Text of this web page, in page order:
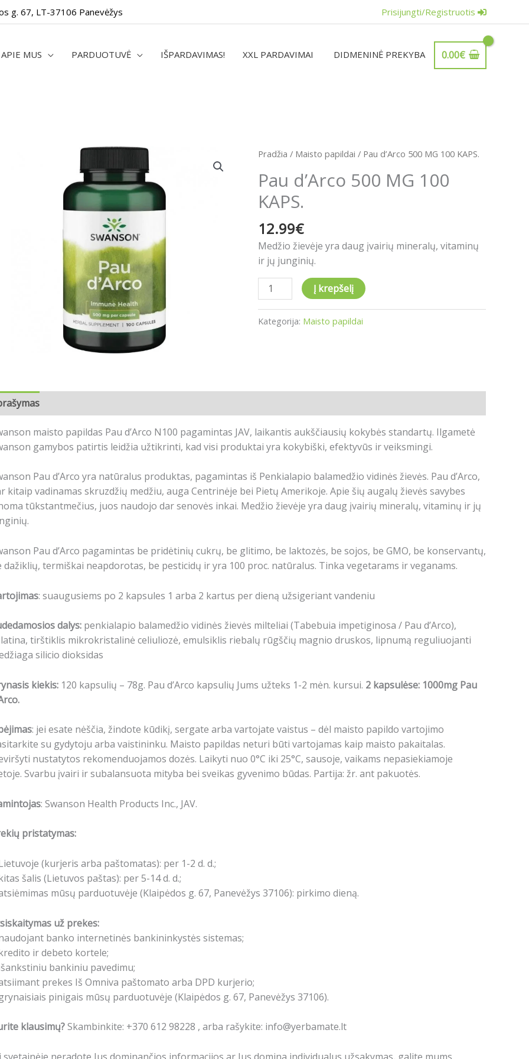
g. 67, LT-37106 Panevėžys Prisijungti/Registruotis
APIE MUS PARDUOTUVĖ IŠPARDAVIMAS! XXL PARDAVIMAI DIDMENINĖ PREKYBA 0.00€
Pradžia / Maisto papildai / Pau d’Arco 500 MG 100 KAPS.
Pau d’Arco 500 MG 100
KAPS.
12.99€
Medžio žievėje yra daug įvairių mineralų, vitaminų
ir jų junginių.
produkto
Pau
d'Arco
500
MG
100
KAPS.
Į krepšelį
Kategorija: Maisto papildai
maisto papildas Pau d’Arco N100 pagamintas JAV, laikantis aukščiausių kokybės standartų. Ilgametė
gamybos patirtis leidžia užtikrinti, kad visi produktai yra kokybiški, efektyvūs ir veiksmingi.
Pau d’Arco yra natūralus produktas, pagamintas iš Penkialapio balamedžio vidinės žievės. Pau d’Arco,
kitaip vadinamas skruzdžių medžiu, auga Centrinėje bei Pietų Amerikoje. Apie šių augalų žievės savybes
tūkstantmečius, juos naudojo dar senovės inkai. Medžio žievėje yra daug įvairių mineralų, vitaminų ir jų
Pau d’Arco pagamintas be pridėtinių cukrų, be glitimo, be laktozės, be sojos, be GMO, be konservantų,
dažiklių, termiškai neapdorotas, be pesticidų ir yra 100 proc. natūralus. Tinka vegetarams ir veganams.
: suaugusiems po 2 kapsules 1 arba 2 kartus per dieną užsigeriant vandeniu
dalys: penkialapio balamedžio vidinės žievės milteliai (Tabebuia impetiginosa / Pau d’Arco),
tirštiklis mikrokristalinė celiuliozė, emulsiklis riebalų rūgščių magnio druskos, lipnumą reguliuojanti
silicio dioksidas
kiekis: 120 kapsulių – 78g. Pau d’Arco kapsulių Jums užteks 1-2 mėn. kursui. 2 kapsulėse: 1000mg Pau
: jei esate nėščia, žindote kūdikį, sergate arba vartojate vaistus – dėl maisto papildo vartojimo
su gydytoju arba vaistininku. Maisto papildas neturi būti vartojamas kaip maisto pakaitalas.
nustatytos rekomenduojamos dozės. Laikyti nuo 0°C iki 25°C, sausoje, vaikams nepasiekiamoje
Svarbu įvairi ir subalansuota mityba bei sveikas gyvenimo būdas. Partija: žr. ant pakuotės.
: Swanson Health Products Inc., JAV.
pristatymas:
(kurjeris arba paštomatas): per 1-2 d. d.;
šalis (Lietuvos paštas): per 5-14 d. d.;
mūsų parduotuvėje (Klaipėdos g. 67, Panevėžys 37106): pirkimo dieną.
už prekes:
banko internetinės bankininkystės sistemas;
ir debeto kortele;
bankiniu pavedimu;
prekes Iš Omniva paštomato arba DPD kurjerio;
pinigais mūsų parduotuvėje (Klaipėdos g. 67, Panevėžys 37106).
klausimų?Skambinkite: +370 612 98228 , arba rašykite: info@yerbamate.lt